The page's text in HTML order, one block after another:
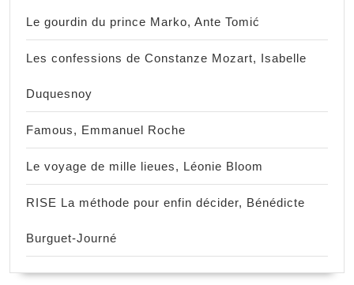
Le gourdin du prince Marko, Ante Tomić
Les confessions de Constanze Mozart, Isabelle
Duquesnoy
Famous, Emmanuel Roche
Le voyage de mille lieues, Léonie Bloom
RISE La méthode pour enfin décider, Bénédicte
Burguet-Journé